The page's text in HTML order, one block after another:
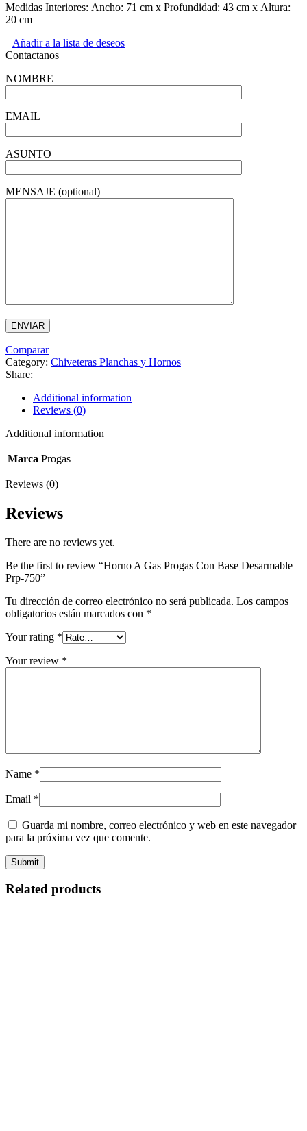
Medidas Interiores: Ancho: 71 cm x Profundidad: 43 cm x Altura:
20 cm
Añadir a la lista de deseos
Contactanos
NOMBRE
EMAIL
ASUNTO
MENSAJE (optional)
Comparar
Category: Chiveteras Planchas y Hornos
Share:
Additional information
Reviews (0)
Additional information
Marca Progas
Reviews (0)
Reviews
There are no reviews yet.
Be the first to review “Horno A Gas Progas Con Base Desarmable
Prp-750”
Tu dirección de correo electrónico no será publicada. Los campos
obligatorios están marcados con *
Your rating *
Your review *
Name *
Email *
Guarda mi nombre, correo electrónico y web en este navegador
para la próxima vez que comente.
Related products